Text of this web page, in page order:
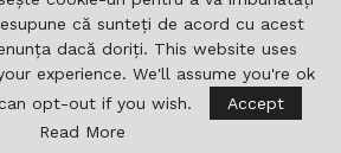
că sunteți de acord cu acest
dacă doriți. This website uses
experience. We'll assume you're ok
opt-out if you wish.
Accept
Read More